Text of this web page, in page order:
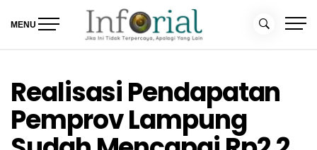
MENU
Realisasi Pendapatan
Pemprov Lampung